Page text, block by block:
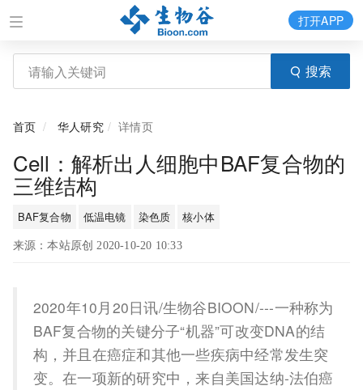
搜索
打开APP
首页 华人研究 详情页
Cell：解析出人细胞中BAF复合物的
三维结构
BAF复合物 低温电镜 染色质 核小体
来源：本站原创 2020-10-20 10:33
2020年10月20日讯/生物谷BIOON/---一种称为
BAF复合物的关键分子“机器”可改变DNA的结
构，并且在癌症和其他一些疾病中经常发生突
变。在一项新的研究中，来自美国达纳-法伯癌